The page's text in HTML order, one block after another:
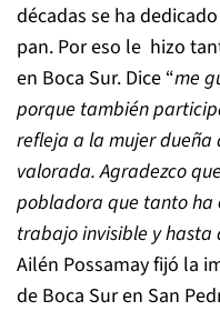
décadas se ha
pan. Por eso le hizo
en Boca Sur. Dice “me
porque también
refleja a la mujer dueña
valorada. Agradezco
pobladora que tanto ha
trabajo invisible y
Ailén Possamay fijó la
de Boca Sur en San